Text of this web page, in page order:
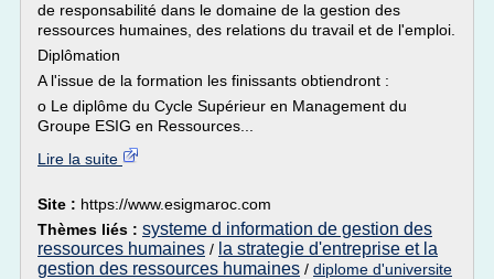
de responsabilité dans le domaine de la gestion des
ressources humaines, des relations du travail et de l'emploi.
Diplômation
A l'issue de la formation les finissants obtiendront :
o Le diplôme du Cycle Supérieur en Management du
Groupe ESIG en Ressources...
Lire la suite
Site : https://www.esigmaroc.com
Thèmes liés : systeme d information de gestion des
ressources humaines / la strategie d'entreprise et la
gestion des ressources humaines / diplome d'universite